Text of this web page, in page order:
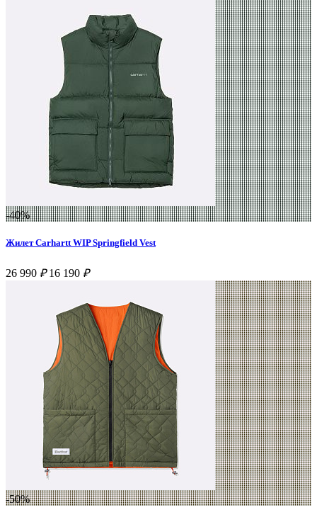
-40%
Жилет Carhartt WIP Springfield Vest
26 990 ₽ 16 190 ₽
-50%